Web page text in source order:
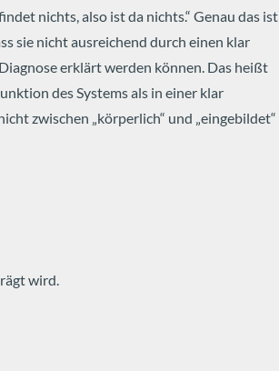
nichts, also ist da nichts.“ Genau das ist
sie nicht ausreichend durch einen klar
erklärt werden können. Das heißt
des Systems als in einer klar
zwischen „körperlich“ und „eingebildet“
wird.